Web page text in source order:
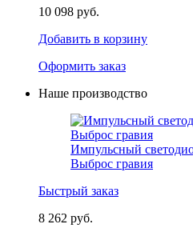
10 098 руб.
Добавить в корзину
Оформить заказ
Наше производство
Импульсный
Выброс гравия
Быстрый заказ
8 262 руб.